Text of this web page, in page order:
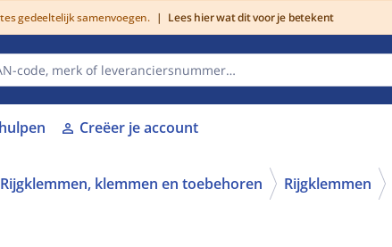
gedeeltelijk samenvoegen. | Lees hier wat dit voor je betekent
person Creëer je account
Rijgklemmen, klemmen en toebehoren Rijgklemmen